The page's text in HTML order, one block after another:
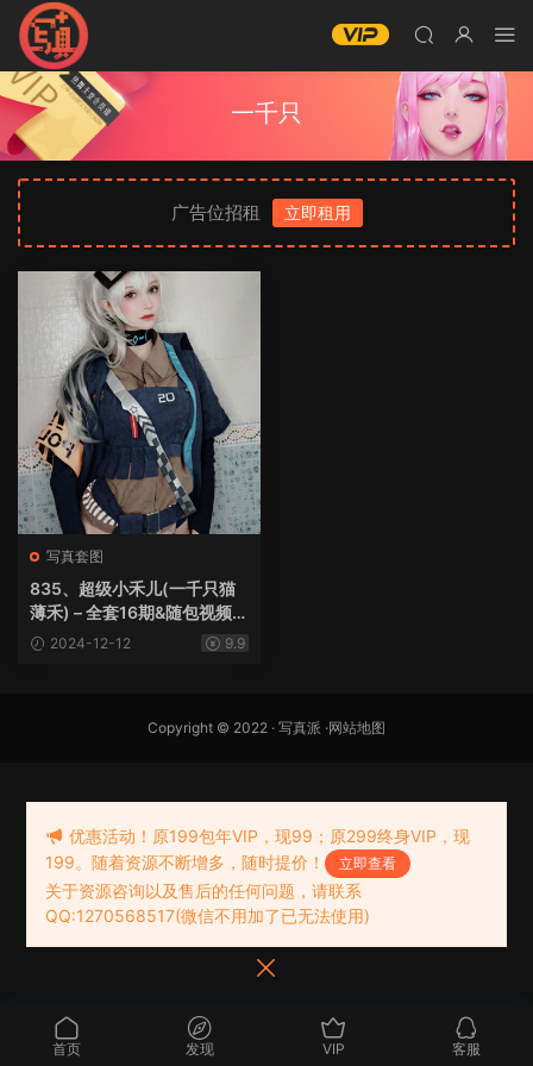
一千只
广告位招租 立即租用
写真套图
835、超级小禾儿(一千只猫
薄禾) – 全套16期&随包视频
[8G]2024-12-12 9.9
Copyright © 2022 · 写真派 ·网站地图
首页 发现 VIP 客服
优惠活动！原199包年VIP，现99；原299终身VIP，现
199。随着资源不断增多，随时提价！
立即查看
关于资源咨询以及售后的任何问题，请联系
QQ:1270568517(微信不用加了已无法使用)